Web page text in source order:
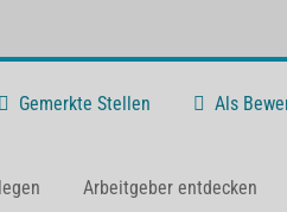
Gemerkte Stellen Als
Arbeitgeber entdecken